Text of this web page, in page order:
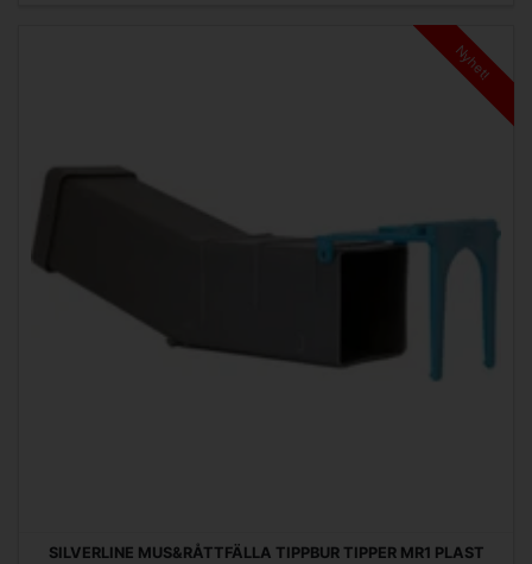
Nyhet!
SILVERLINE MUS&RÅTTFÄLLA TIPPBUR TIPPER MR1 PLAST